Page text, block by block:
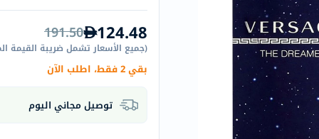
Humantara
carroten
betadine
Roche
124.48
191.50
(جميع الأسعار تشمل ضريبة القيمة
بقي 2 فقط، اطلب الآن
توصيل مجاني اليوم